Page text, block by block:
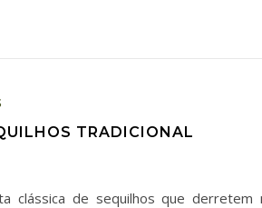
TRADICIONAL
clássica de sequilhos que derretem